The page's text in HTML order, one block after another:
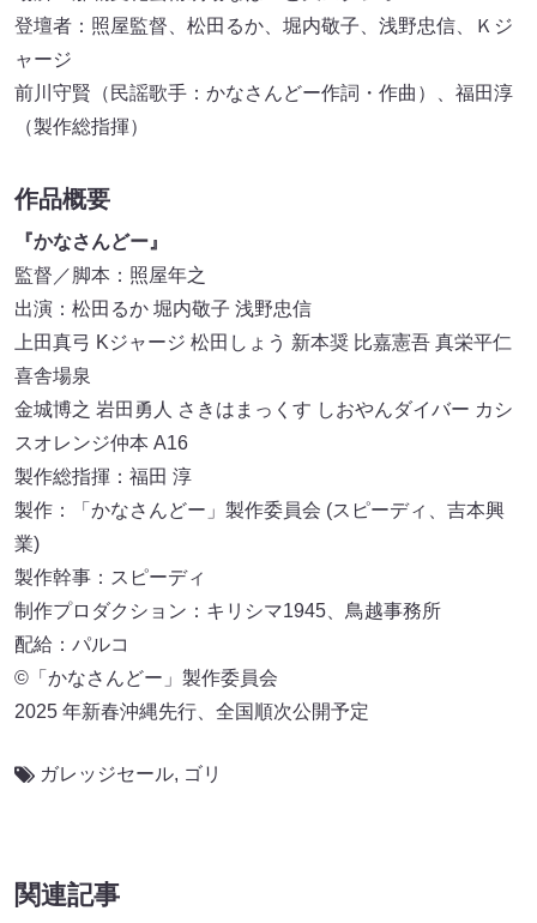
登壇者：照屋監督、松田るか、堀内敬子、浅野忠信、Ｋジ
ャージ
前川守賢（民謡歌手：かなさんどー作詞・作曲）、福田淳
（製作総指揮）
作品概要
『かなさんどー』
監督／脚本：照屋年之
出演：松田るか 堀内敬子 浅野忠信
上田真弓 Kジャージ 松田しょう 新本奨 比嘉憲吾 真栄平仁
喜舎場泉
金城博之 岩田勇人 さきはまっくす しおやんダイバー カシ
スオレンジ仲本 A16
製作総指揮：福田 淳
製作：「かなさんどー」製作委員会 (スピーディ、吉本興
業)
製作幹事：スピーディ
制作プロダクション：キリシマ1945、鳥越事務所
配給：パルコ
©「かなさんどー」製作委員会
2025 年新春沖縄先⾏、全国順次公開予定
ガレッジセール, ゴリ
関連記事